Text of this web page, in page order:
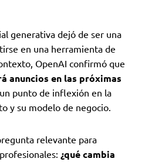
generativa dejó de ser una
en una herramienta de
OpenAI confirmó que
anuncios en las próximas
punto de inflexión en la
y su modelo de negocio.
relevante para
¿qué cambia